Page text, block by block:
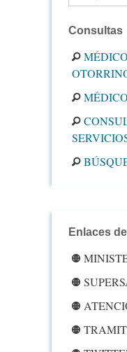
Consultas
Enlaces